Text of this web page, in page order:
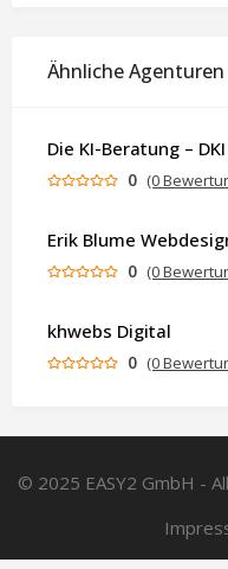
Ähnliche Agenturen
Die KI-Beratung – DKI
0 (0
Erik Blume
0 (0
khwebs Digital
0 (0
© 2025 EASY2 GmbH -